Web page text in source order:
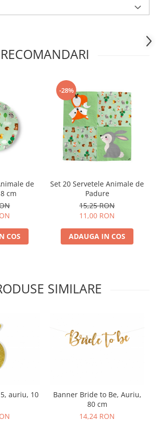
RECOMANDARI
de
cm
COS
-28%
Set 20 Servetele Animale de
Padure
15,25 RON
11,00 RON
ADAUGA IN COS
SIMILARE
auriu, 10
Banner Bride to Be, Auriu,
80 cm
14,24 RON